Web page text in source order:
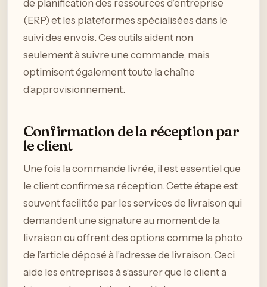
de planification des ressources d’entreprise
(ERP) et les plateformes spécialisées dans le
suivi des envois. Ces outils aident non
seulement à suivre une commande, mais
optimisent également toute la chaîne
d’approvisionnement.
Confirmation de la réception par
le client
Une fois la commande livrée, il est essentiel que
le client confirme sa réception. Cette étape est
souvent facilitée par les services de livraison qui
demandent une signature au moment de la
livraison ou offrent des options comme la photo
de l’article déposé à l’adresse de livraison. Ceci
aide les entreprises à s’assurer que le client a